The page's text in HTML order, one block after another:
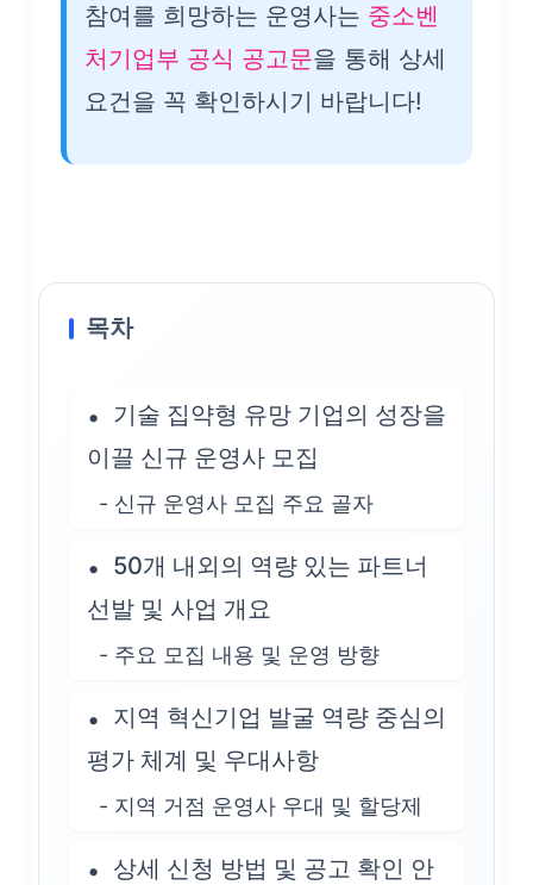
참여를 희망하는 운영사는 중소벤
처기업부 공식 공고문을 통해 상세
요건을 꼭 확인하시기 바랍니다!
목차
기술 집약형 유망 기업의 성장을
이끌 신규 운영사 모집
- 신규 운영사 모집 주요 골자
50개 내외의 역량 있는 파트너
선발 및 사업 개요
- 주요 모집 내용 및 운영 방향
지역 혁신기업 발굴 역량 중심의
평가 체계 및 우대사항
- 지역 거점 운영사 우대 및 할당제
상세 신청 방법 및 공고 확인 안